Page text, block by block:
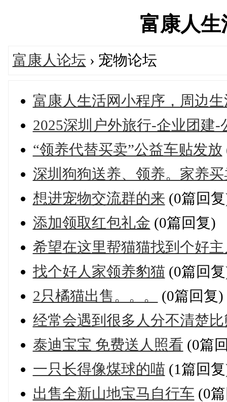
富康人
富康人论坛 › 宠物论坛
富康人生活网小程序，周边
2025深圳户外旅行-企业团建
“领养代替买卖”公益车贴发放
深圳狗狗送养、领养。家养
想进宠物交流群的来 (0篇回
添加领取红包礼金 (0篇回复)
希望在这里帮猫猫找到个好主
找个好人家领养豹猫 (0篇回
2只橘猫出售。。。
(0篇回复)
经常会遇到很多人分不清楚
泰迪宝宝 免费送人照看 (0篇
一只长得像煤球的喵 (1篇回
出售全新山地宝马自行车 (0